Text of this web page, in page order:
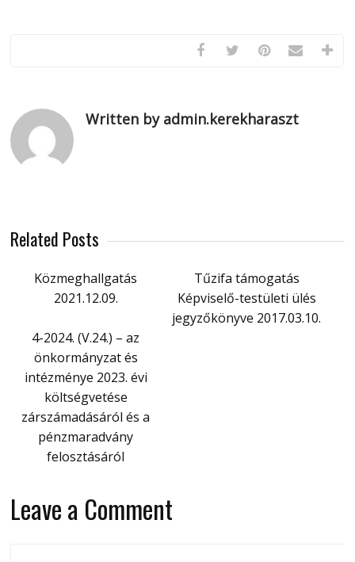
Written by admin.kerekharaszt
Related Posts
Közmeghallgatás
2021.12.09.
Tűzifa támogatás
Képviselő-testületi ülés
jegyzőkönyve 2017.03.10.
4-2024. (V.24.) – az
önkormányzat és
intézménye 2023. évi
költségvetése
zárszámadásáról és a
pénzmaradvány
felosztásáról
Leave a Comment